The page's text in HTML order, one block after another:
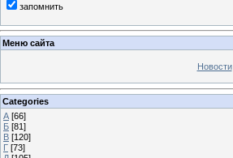
запомнить
Меню сайта
Новости
Categories
А [66]
Б [81]
В [120]
Г [73]